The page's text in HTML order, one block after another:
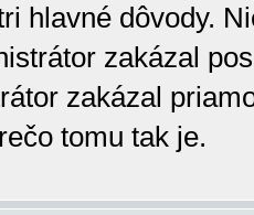
hlavné dôvody.
zakázal
zakázal
tomu tak je.